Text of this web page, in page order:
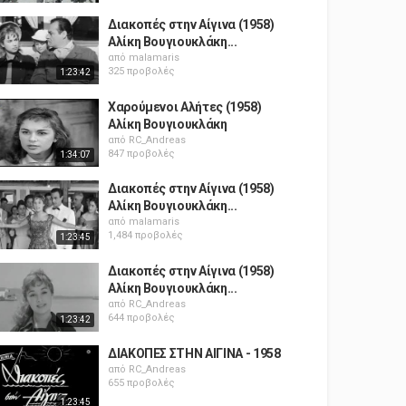
1:23:42
Διακοπές στην Αίγινα (1958)
Αλίκη Βουγιουκλάκη...
από malamaris
325 προβολές
1:34:07
Χαρούμενοι Αλήτες (1958)
Αλίκη Βουγιουκλάκη
από RC_Andreas
847 προβολές
1:23:45
Διακοπές στην Αίγινα (1958)
Αλίκη Βουγιουκλάκη...
από malamaris
1,484 προβολές
1:23:42
Διακοπές στην Αίγινα (1958)
Αλίκη Βουγιουκλάκη...
από RC_Andreas
644 προβολές
1:23:45
ΔΙΑΚΟΠΕΣ ΣΤΗΝ ΑΙΓΙΝΑ - 1958
από RC_Andreas
655 προβολές